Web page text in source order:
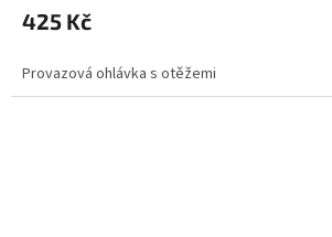
425 Kč
Provazová ohlávka s otěžemi